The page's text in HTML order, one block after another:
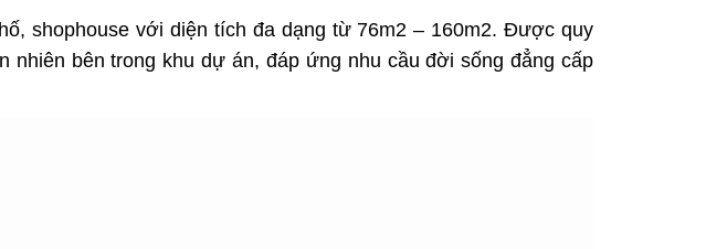
shophouse với diện tích đa dạng từ 76m2 – 160m2. Được quy
bên trong khu dự án, đáp ứng nhu cầu đời sống đẳng cấp